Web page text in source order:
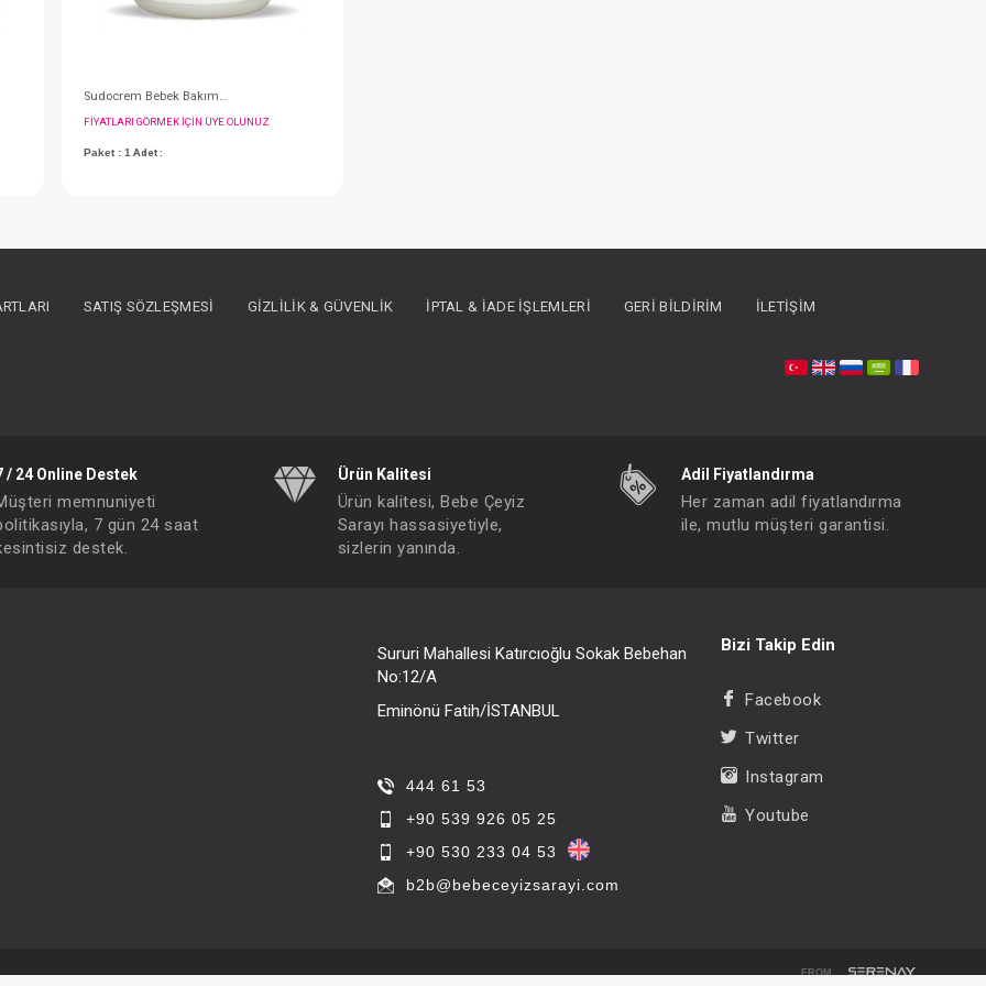
Paket : 1Adet :
SATIŞ SÖZLEŞMESI GIZLILIK & GÜVENLIK İPTAL & İADE İŞLEMLERI GERI BILDIRIM İLETIŞIM
/ 24 Online Destek
memnuniyeti
7 gün 24 saat
destek.
Ürün Kalitesi
Ürün kalitesi, Bebe Çeyiz
Sarayı hassasiyetiyle,
sizlerin yanında.
Adil Fiyatlandırma
Her zaman adil fiyatlandırma
ile, mutlu müşteri garantisi.
Sururi Mahallesi Katırcıoğlu Sokak Bebehan
No:12/A
Eminönü Fatih/İSTANBUL
444 61 53
+90 539 926 05 25
+90 530 233 04 53
b2b@bebeceyizsarayi.com
Bizi Takip Edin
Facebook
Twitter
Instagram
Youtube
FROM